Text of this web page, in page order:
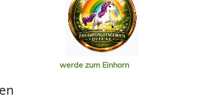
werde zum Einhorn